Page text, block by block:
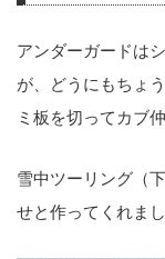
アンダーガードは
が、どうにもちょ
ミ板を切ってカブ
雪中ツーリング（
せと作ってくれまし